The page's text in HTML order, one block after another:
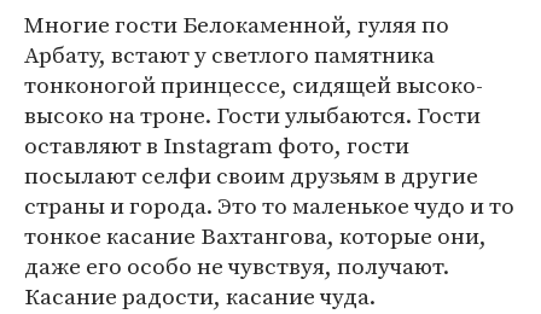
Многие гости Белокаменной, гуляя по
Арбату, встают у светлого памятника
тонконогой принцессе, сидящей высоко-
высоко на троне. Гости улыбаются. Гости
оставляют в Instagram фото, гости
посылают селфи своим друзьям в другие
страны и города. Это то маленькое чудо и то
тонкое касание Вахтангова, которые они,
даже его особо не чувствуя, получают.
Касание радости, касание чуда.